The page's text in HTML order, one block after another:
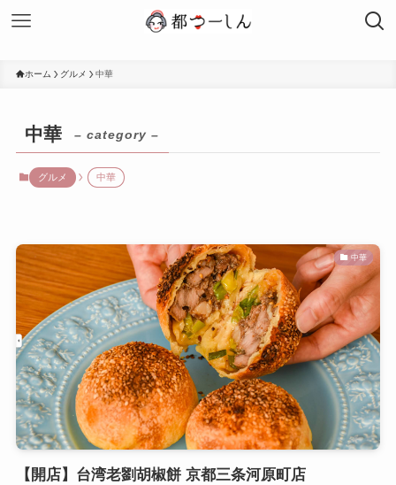
ホーム グルメ 中華
中華 – category –
グルメ 中華
中華
【開店】台湾老劉胡椒餅 京都三条河原町店